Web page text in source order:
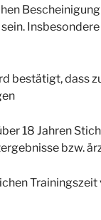
bestätigt, dass
18 Jahren
bzw.